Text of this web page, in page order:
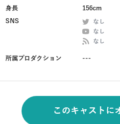
身長
156cm
SNS
なし
なし
なし
所属プロダクション ---
このキャストに